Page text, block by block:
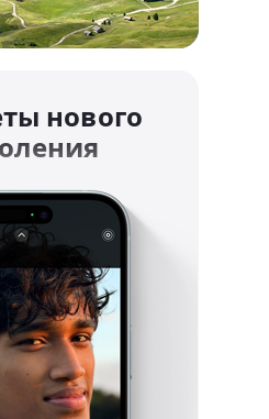
нового